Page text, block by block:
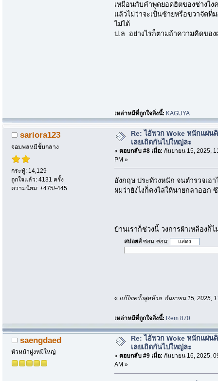
เหมือนกับคำพูดยอดฮิตของช่างไง
แล้วไม่ว่าจะเป็นซ้ายหรือขวาจัดที่
ไม่ได้
ป.ล อย่างไรก็ตามถ้าความคิดขอ
เหล่าหมีที่ถูกใจสิ่งนี้: KAGUYA
sariora123
จอมพลหมีชั้นกลาง
กระทู้: 14,129
ถูกใจแล้ว: 4131 ครั้ง
ความนิยม: +475/-445
Re: ไอ้พวก Woke หนักแผ่น
เลยเถิดกันไปใหญ่ละ
« ตอบกลับ #8 เมื่อ: กันยายน 15, 2025,
PM »
อังกฤษ ประท้วงหนัก จนตำรวจเอ
ผมว่ายังไงก็คงไล่ให้นายกลาออก
บ้านเราก็ช่วงนี้ วงการผ้าเหลืองก็
สปอยส์ซ่อน ซ่อน:
« แก้ไขครั้งสุดท้าย: กันยายน 15, 2025,
เหล่าหมีที่ถูกใจสิ่งนี้: Rem 870
saengdaed
หัวหน้าฝูงหมีใหญ่
Re: ไอ้พวก Woke หนักแผ่น
เลยเถิดกันไปใหญ่ละ
« ตอบกลับ #9 เมื่อ: กันยายน 16, 2025,
AM »